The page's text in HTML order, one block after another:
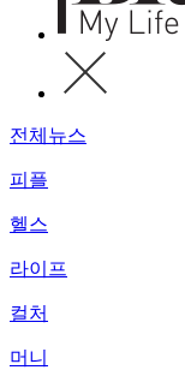
전체뉴스
피플
헬스
라이프
컬처
머니